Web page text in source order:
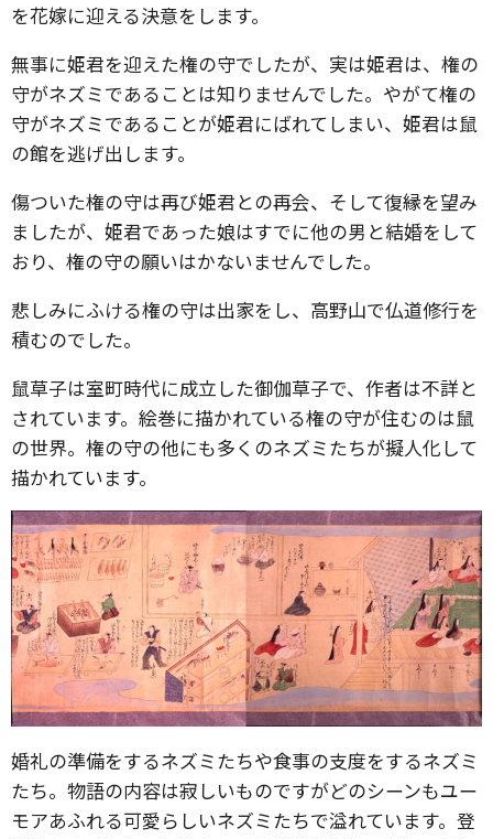
を花嫁に迎える決意をします。
無事に姫君を迎えた権の守でしたが、実は姫君は、権の
守がネズミであることは知りませんでした。やがて権の
守がネズミであることが姫君にばれてしまい、姫君は鼠
の館を逃げ出します。
傷ついた権の守は再び姫君との再会、そして復縁を望み
ましたが、姫君であった娘はすでに他の男と結婚をして
おり、権の守の願いはかないませんでした。
悲しみにふける権の守は出家をし、高野山で仏道修行を
積むのでした。
鼠草子は室町時代に成立した御伽草子で、作者は不詳と
されています。絵巻に描かれている権の守が住むのは鼠
の世界。権の守の他にも多くのネズミたちが擬人化して
描かれています。
婚礼の準備をするネズミたちや食事の支度をするネズミ
たち。物語の内容は寂しいものですがどのシーンもユー
モアあふれる可愛らしいネズミたちで溢れています。登